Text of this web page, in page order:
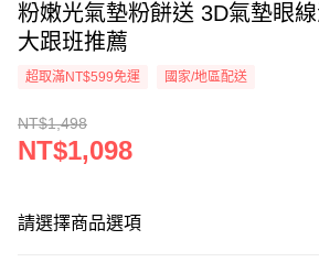
粉嫩光氣墊粉餅送 3D氣墊眼
大跟班推薦
超取滿NT$599免運 國家/地區配送
NT$1,498
NT$1,098
請選擇商品選項